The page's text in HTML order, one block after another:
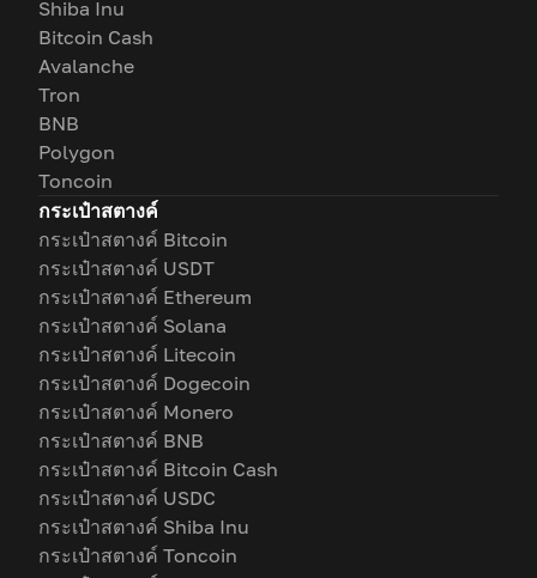
Shiba Inu
Bitcoin Cash
Avalanche
Tron
BNB
Polygon
Toncoin
กระเป๋าสตางค์
กระเป๋าสตางค์ Bitcoin
กระเป๋าสตางค์ USDT
กระเป๋าสตางค์ Ethereum
กระเป๋าสตางค์ Solana
กระเป๋าสตางค์ Litecoin
กระเป๋าสตางค์ Dogecoin
กระเป๋าสตางค์ Monero
กระเป๋าสตางค์ BNB
กระเป๋าสตางค์ Bitcoin Cash
กระเป๋าสตางค์ USDC
กระเป๋าสตางค์ Shiba Inu
กระเป๋าสตางค์ Toncoin